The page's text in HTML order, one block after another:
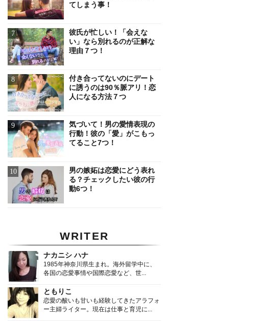
てしまう事！
彼氏が忙しい！「会えな
い」なら別れるのが正解な
理由７つ！
付き合ってないのにデート
に誘うのは90％脈アリ！恋
人になる方法７つ
気づいて！男の愛情表現の
行動！彼の「愛」がこもっ
てること7つ！
男の嫉妬は恋愛にどう表れ
る？チェックしたい彼の行
動6つ！
WRITER
ナカニシ ハナ
1985年神奈川県生まれ。海外留学中に、
各国の恋愛事情や国際恋愛など、世...
ともりこ
恋愛の酸いも甘いも経験してきたアラフォ
ー主婦ライター。現在は仕事と育児に...